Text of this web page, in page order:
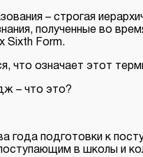
– строгая
полученные во
Sixth Form.
что означает этот
года подготовки к
поступающим в школы и